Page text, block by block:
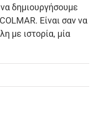
δημιουργήσουμε
Είναι σαν να
με ιστορία, μία